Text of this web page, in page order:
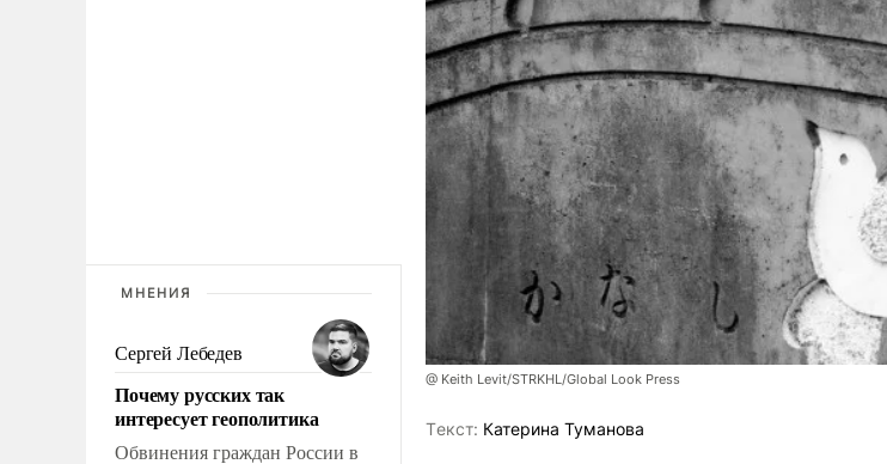
МНЕНИЯ
Сергей Лебедев
Почему русских так
интересует геополитика
Обвинения граждан России в
@ Keith Levit/STRKHL/Global Look Press
Tекст: Катерина Туманова